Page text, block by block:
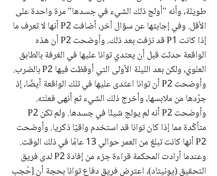
طويلة، وأنه "أولج ذلك الشيء في جسدها" مرة واحدة على
الأقل. وفي إجابتها عن سؤال آخر، أضافت P2 أنها لا تعرف ما
إذا كانت P1 قد نزفت بعد ذلك. وأوضحت P2 أن هذه
الواقعة حدثت قبل أن يعتدي توانا عليها في الغرفة بالطابق
العلوي، ولكن بعد الليلة الأولى التي أوقظت فيها P2 بالضرب.
وأوضحت P2 أن توانا اعتدى عليها في تلك الواقعة أيضًا، إذ
جرّدها من ملابسها، وأخرج ذلك الشيء ثم أنهى فعلته.
وأوضحت P2 أنه لم يولج شيئًا في جسدها. ولم تكن P2
متأكّدة مما إذا كان توانا قد استخدم واقيًا ذكريا. وأوضحت
P2 أنها كانت تبلغ من العمر حوالي 13 عامًا في ذلك الوقت.
وعندما أرادت المحكمة قراءة جزء من إفادة P2 لدى فريق
التحقيق (يونيتاد)، اعترض فريق دفاع توانا بحجة أن [حُجب